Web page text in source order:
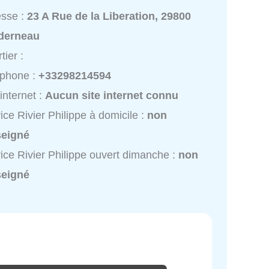
:23 A Rue de la Liberation, 29800
:
:+33298214594
: Aucun site internet connu
Rivier Philippe à domicile : non
Rivier Philippe ouvert dimanche : non